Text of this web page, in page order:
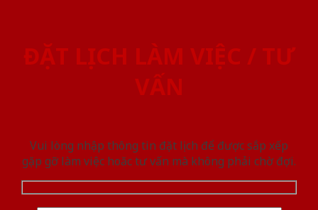
ĐẶT LỊCH LÀM VIỆC / TƯ
VẤN
Vui lòng nhập thông tin đặt lịch để được sắp xếp
gặp gỡ làm việc hoăc tư vấn mà không phải chờ đợi.